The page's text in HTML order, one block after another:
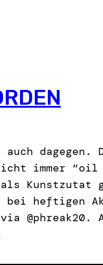
immer
Kunstzutat
bei heftigen
via